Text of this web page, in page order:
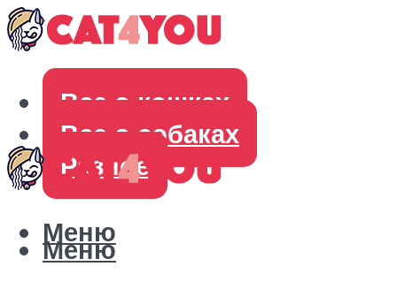
Все о кошках
Все о собаках
Разное
Меню
Меню